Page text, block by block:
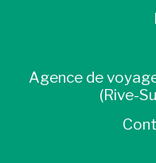
Agence de
(Rive-